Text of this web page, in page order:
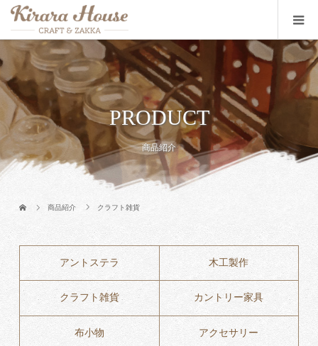
PRODUCT
商品紹介
商品紹介 クラフト雑貨
アントステラ 木工製作
クラフト雑貨 カントリー家具
布小物 アクセサリー